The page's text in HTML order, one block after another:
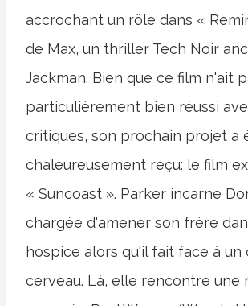
accrochant un rôle dans «
de Max, un thriller Tech Noir
Jackman. Bien que ce film n'ait
particulièrement bien réussi
critiques, son prochain projet a
chaleureusement reçu: le film
« Suncoast ». Parker incarne
chargée d'amener son frère
hospice alors qu'il fait face à un
cerveau. Là, elle rencontre une